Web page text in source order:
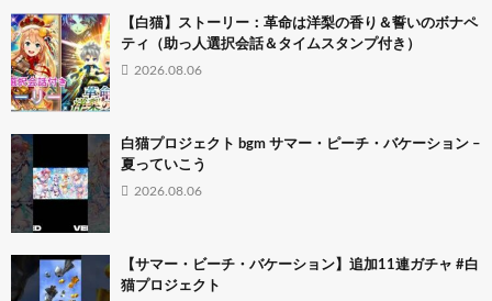
【白猫】ストーリー：革命は洋梨の香り＆誓いのボナペ
ティ（助っ人選択会話＆タイムスタンプ付き）
2026.08.06
白猫プロジェクト bgm サマー・ピーチ・バケーション –
夏っていこう
2026.08.06
【サマー・ビーチ・バケーション】追加11連ガチャ #白
猫プロジェクト